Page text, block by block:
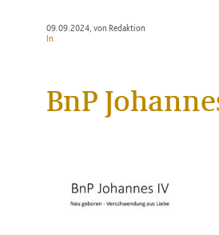
09.09.2024, von Redaktion
In
BnP